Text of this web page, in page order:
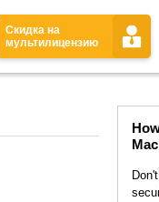
Скидка на
мультилицензию